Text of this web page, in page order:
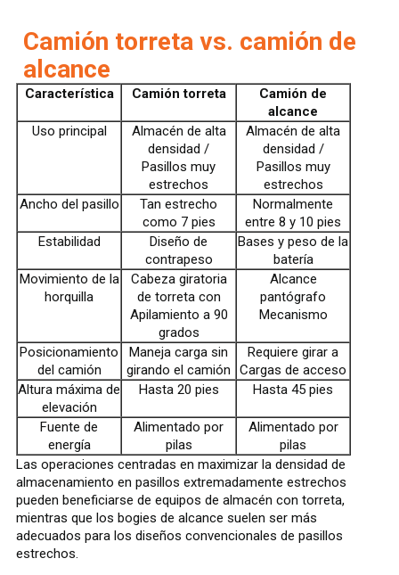
Camión torreta vs. camión de
alcance
Característica Camión torreta
Camión de
alcance
Uso principal
Almacén de alta
densidad /
Pasillos muy
estrechos
Almacén de alta
densidad /
Pasillos muy
estrechos
Ancho del pasillo
Tan estrecho
como 7 pies
Normalmente
entre 8 y 10 pies
Estabilidad
Diseño de
contrapeso
Bases y peso de la
batería
Movimiento de la
horquilla
Cabeza giratoria
de torreta con
Apilamiento a 90
grados
Alcance
pantógrafo
Mecanismo
Posicionamiento
del camión
Maneja carga sin
girando el camión
Requiere girar a
Cargas de acceso
Altura máxima de
elevación
Hasta 20 pies Hasta 45 pies
Fuente de
energía
Alimentado por
pilas
Alimentado por
pilas
Las operaciones centradas en maximizar la densidad de
almacenamiento en pasillos extremadamente estrechos
pueden beneficiarse de equipos de almacén con torreta,
mientras que los bogies de alcance suelen ser más
adecuados para los diseños convencionales de pasillos
estrechos.